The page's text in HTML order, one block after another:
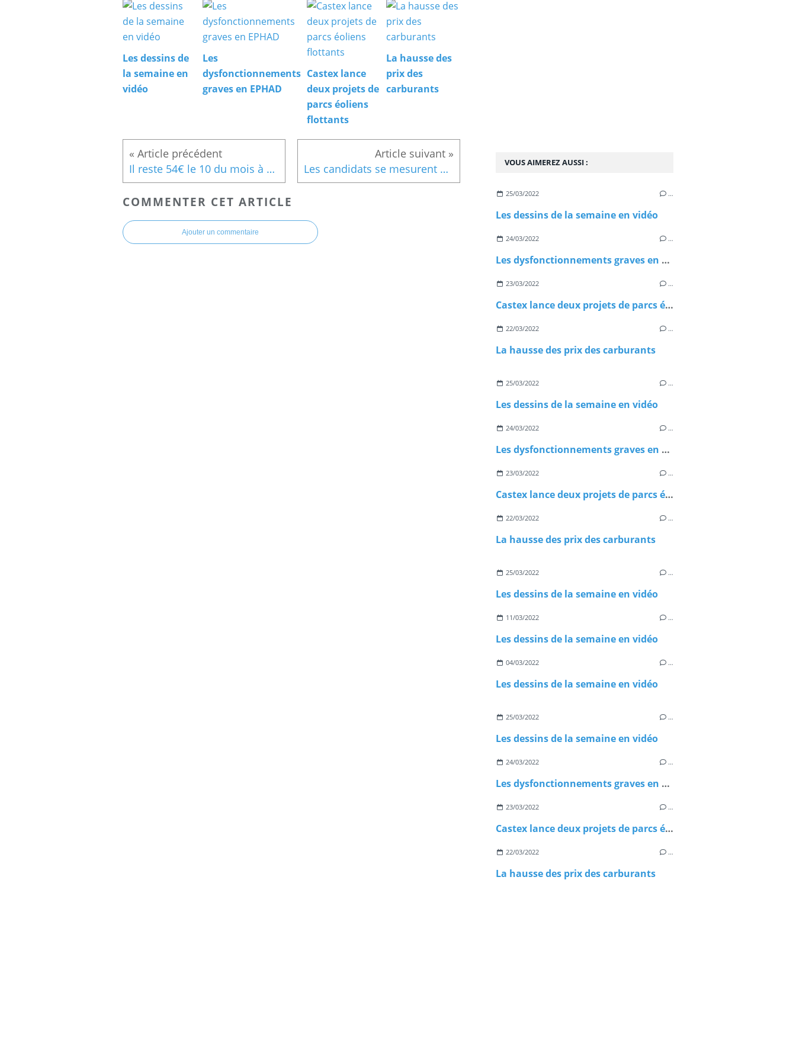
Les dessins de
la semaine en
vidéo
Les
dysfonctionnements
graves en EPHAD
Castex lance
deux projets de
parcs éoliens
flottants
La hausse des
prix des
carburants
Il reste 54€ le 10 du mois à un ménage français Les candidats se mesurent à Macron
COMMENTER CET ARTICLE
Ajouter un commentaire
VOUS AIMEREZ AUSSI :
25/03/2022 …
Les dessins de la semaine en vidéo
24/03/2022 …
Les dysfonctionnements graves en EPHAD
23/03/2022 …
Castex lance deux projets de parcs éoliens flottants
22/03/2022 …
La hausse des prix des carburants
25/03/2022 …
Les dessins de la semaine en vidéo
24/03/2022 …
Les dysfonctionnements graves en EPHAD
23/03/2022 …
Castex lance deux projets de parcs éoliens flottants
22/03/2022 …
La hausse des prix des carburants
25/03/2022 …
Les dessins de la semaine en vidéo
11/03/2022 …
Les dessins de la semaine en vidéo
04/03/2022 …
Les dessins de la semaine en vidéo
25/03/2022 …
Les dessins de la semaine en vidéo
24/03/2022 …
Les dysfonctionnements graves en EPHAD
23/03/2022 …
Castex lance deux projets de parcs éoliens flottants
22/03/2022 …
La hausse des prix des carburants